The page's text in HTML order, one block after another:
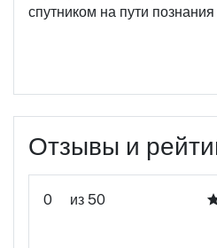
спутником на пути
Отзывы и
0 из 50